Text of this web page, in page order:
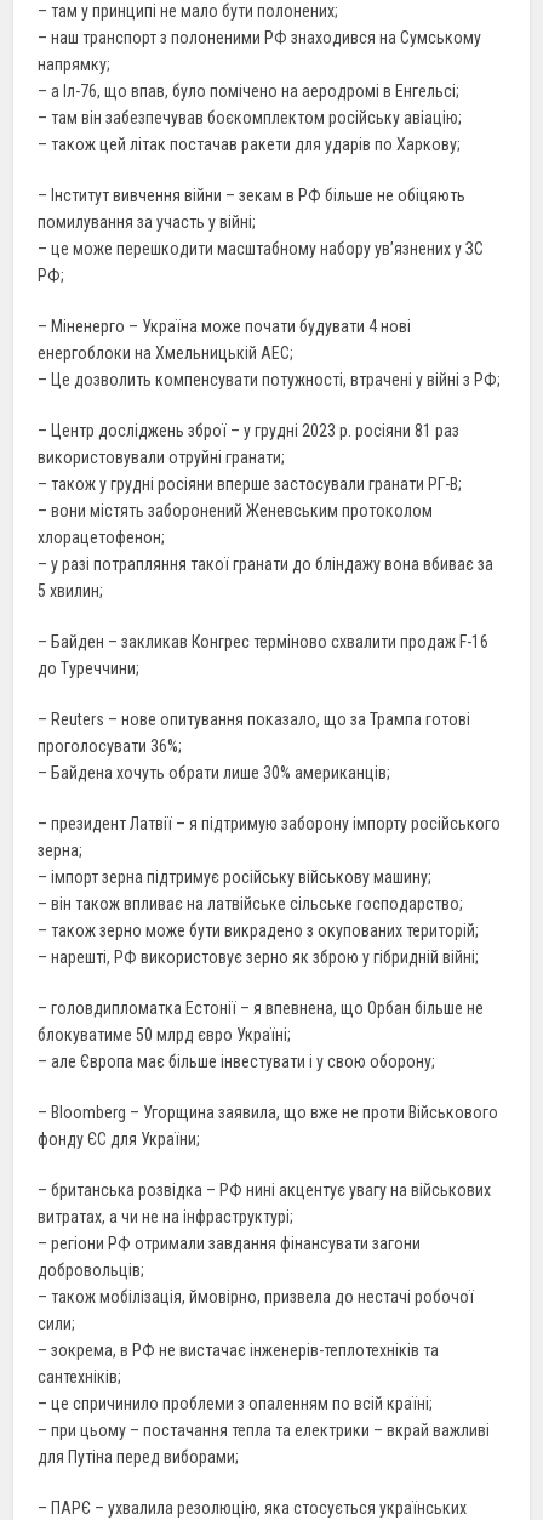
– там у принципі не мало бути полонених;
– наш транспорт з полоненими РФ знаходився на Сумському
напрямку;
– а Іл-76, що впав, було помічено на аеродромі в Енгельсі;
– там він забезпечував боєкомплектом російську авіацію;
– також цей літак постачав ракети для ударів по Харкову;
– Інститут вивчення війни – зекам в РФ більше не обіцяють
помилування за участь у війні;
– це може перешкодити масштабному набору ув’язнених у ЗС
РФ;
– Міненерго – Україна може почати будувати 4 нові
енергоблоки на Хмельницькій АЕС;
– Це дозволить компенсувати потужності, втрачені у війні з РФ;
– Центр досліджень зброї – у грудні 2023 р. росіяни 81 раз
використовували отруйні гранати;
– також у грудні росіяни вперше застосували гранати РГ-В;
– вони містять заборонений Женевським протоколом
хлорацетофенон;
– у разі потрапляння такої гранати до бліндажу вона вбиває за
5 хвилин;
– Байден – закликав Конгрес терміново схвалити продаж F-16
до Туреччини;
– Reuters – нове опитування показало, що за Трампа готові
проголосувати 36%;
– Байдена хочуть обрати лише 30% американців;
– президент Латвії – я підтримую заборону імпорту російського
зерна;
– імпорт зерна підтримує російську військову машину;
– він також впливає на латвійське сільське господарство;
– також зерно може бути викрадено з окупованих територій;
– нарешті, РФ використовує зерно як зброю у гібридній війні;
– головдипломатка Естонії – я впевнена, що Орбан більше не
блокуватиме 50 млрд євро Україні;
– але Європа має більше інвестувати і у свою оборону;
– Bloomberg – Угорщина заявила, що вже не проти Військового
фонду ЄС для України;
– британська розвідка – РФ нині акцентує увагу на військових
витратах, а чи не на інфраструктурі;
– регіони РФ отримали завдання фінансувати загони
добровольців;
– також мобілізація, ймовірно, призвела до нестачі робочої
сили;
– зокрема, в РФ не вистачає інженерів-теплотехніків та
сантехніків;
– це спричинило проблеми з опаленням по всій країні;
– при цьому – постачання тепла та електрики – вкрай важливі
для Путіна перед виборами;
– ПАРЄ – ухвалила резолюцію, яка стосується українських